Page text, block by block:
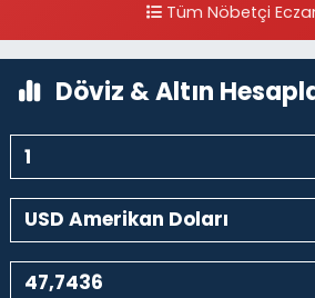
0 (212) 297 96 92 Yol Tarifi Al
Tüm Nöbetçi
Döviz & Altın